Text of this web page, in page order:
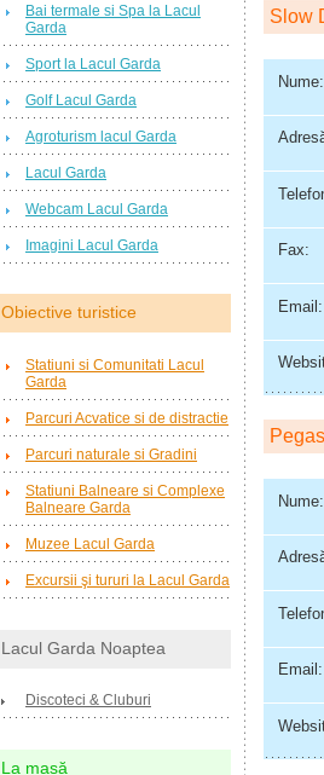
Slow
Nume:
Fax:
Email:
Nume:
Email:
Bai termale si Spa la Lacul
Garda
Sport la Lacul Garda
Golf Lacul Garda
Agroturism lacul Garda
Lacul Garda
Webcam Lacul Garda
Imagini Lacul Garda
Obiective turistice
Statiuni si Comunitati Lacul
Garda
Parcuri Acvatice si de distractie
Parcuri naturale si Gradini
Statiuni Balneare si Complexe
Balneare Garda
Muzee Lacul Garda
Excursii şi tururi la Lacul Garda
Lacul Garda Noaptea
Discoteci & Cluburi
La masă